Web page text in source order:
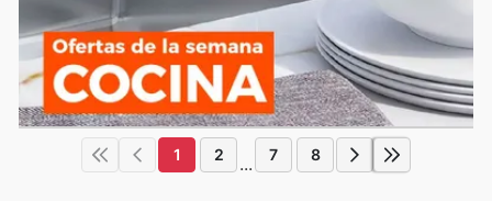
1 2 ... 7 8